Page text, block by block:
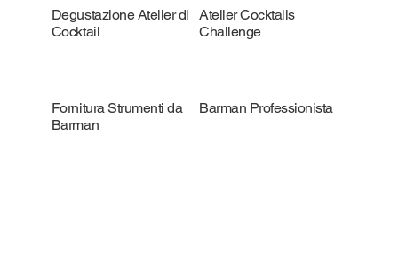
Degustazione Atelier di
Cocktail
Atelier Cocktails
Challenge
Fornitura Strumenti da
Barman
Barman Professionista